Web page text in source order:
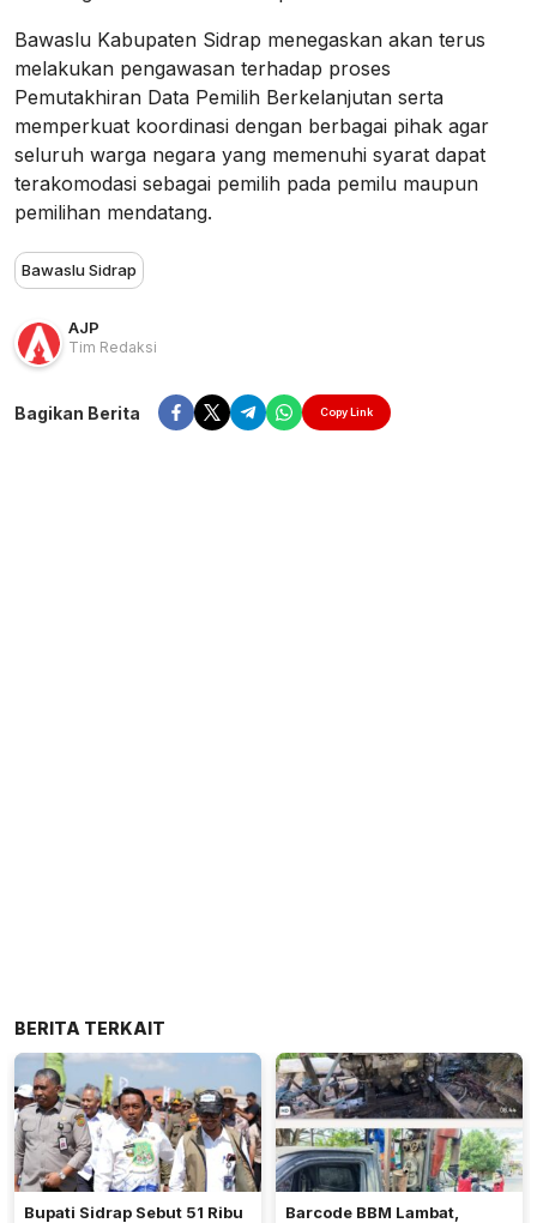
Bawaslu Kabupaten Sidrap menegaskan akan terus
melakukan pengawasan terhadap proses
Pemutakhiran Data Pemilih Berkelanjutan serta
memperkuat koordinasi dengan berbagai pihak agar
seluruh warga negara yang memenuhi syarat dapat
terakomodasi sebagai pemilih pada pemilu maupun
pemilihan mendatang.
Bawaslu Sidrap
AJP
Tim Redaksi
Bagikan Berita Copy Link
BERITA TERKAIT
Bupati Sidrap Sebut 51 Ribu Barcode BBM Lambat,